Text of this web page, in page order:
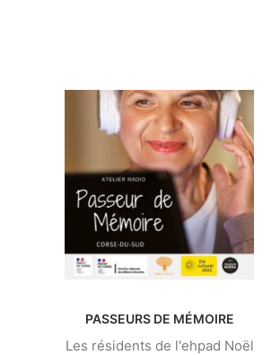
PASSEURS DE MÉMOIRE
Les résidents de l'ehpad Noël